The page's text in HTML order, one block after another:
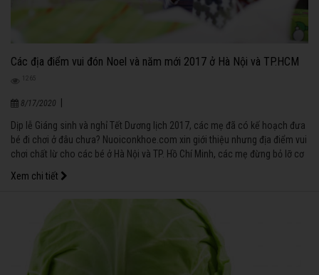
Các địa điểm vui đón Noel và năm mới 2017 ở Hà Nội và TP.HCM
1265
8/17/2020 |
Dịp lễ Giáng sinh và nghỉ Tết Dương lịch 2017, các mẹ đã có kế hoạch đưa
bé đi chơi ở đâu chưa? Nuoiconkhoe.com xin giới thiệu nhưng địa điểm vui
chơi chất lừ cho các bé ở Hà Nội và TP. Hồ Chí Minh, các mẹ đừng bỏ lỡ cơ
Xem chi tiết